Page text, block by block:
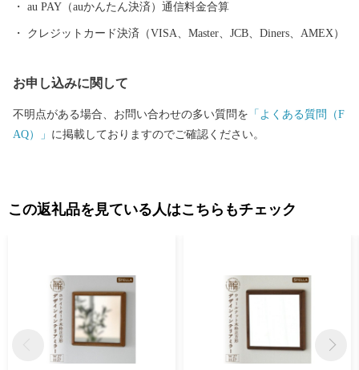
au PAY（auかんたん決済）通信料金合算
クレジットカード決済（VISA、Master、JCB、Diners、AMEX）
お申し込みに関して
不明点がある場合、お問い合わせの多い質問を 「よくある質問（F
AQ）」 に掲載しておりますのでご確認ください。
この返礼品を見ている人はこちらもチェック